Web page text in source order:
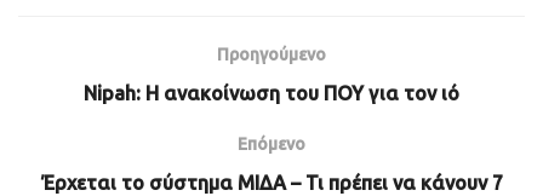
Προηγούμενο
Nipah: Η ανακοίνωση του ΠΟΥ για τον ιό
Επόμενο
Έρχεται το σύστημα ΜΙΔΑ – Τι πρέπει να κάνουν 7